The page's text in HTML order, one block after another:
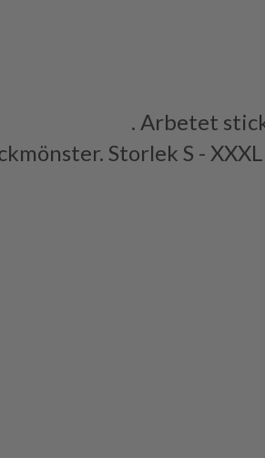
. Arbetet
Storlek S -